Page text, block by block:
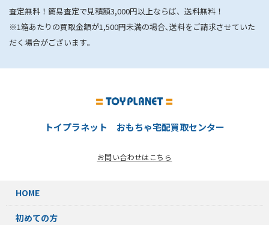
査定無料！簡易査定で見積額3,000円以上ならば、送料無料！
※1箱あたりの買取金額が1,500円未満の場合､送料をご請求させていた
だく場合がございます｡
トイプラネット おもちゃ宅配買取センター
お問い合わせはこちら
HOME
初めての方